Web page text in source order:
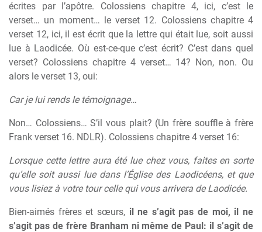
écrites par l’apôtre. Colossiens chapitre 4, ici, c’est le
verset… un moment… le verset 12. Colossiens chapitre 4
verset 12, ici, il est écrit que la lettre qui était lue, soit aussi
lue à Laodicée. Où est-ce-que c’est écrit? C’est dans quel
verset? Colossiens chapitre 4 verset… 14? Non, non. Ou
alors le verset 13, oui:
Car je lui rends le témoignage…
Non… Colossiens… S’il vous plait? (Un frère souffle à frère
Frank verset 16. NDLR). Colossiens chapitre 4 verset 16:
Lorsque cette lettre aura été lue chez vous, faites en sorte
qu’elle soit aussi lue dans l’Église des Laodicéens, et que
vous lisiez à votre tour celle qui vous arrivera de Laodicée.
Bien-aimés frères et sœurs, il ne s’agit pas de moi, il ne
s’agit pas de frère Branham ni même de Paul: il s’agit de